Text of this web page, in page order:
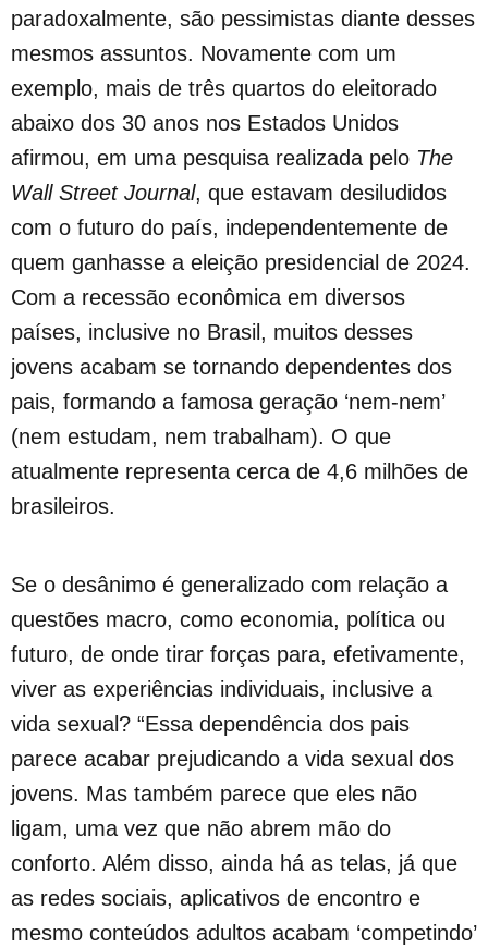
paradoxalmente, são pessimistas diante desses
mesmos assuntos. Novamente com um
exemplo, mais de três quartos do eleitorado
abaixo dos 30 anos nos Estados Unidos
afirmou, em uma pesquisa realizada pelo The
Wall Street Journal, que estavam desiludidos
com o futuro do país, independentemente de
quem ganhasse a eleição presidencial de 2024.
Com a recessão econômica em diversos
países, inclusive no Brasil, muitos desses
jovens acabam se tornando dependentes dos
pais, formando a famosa geração ‘nem-nem’
(nem estudam, nem trabalham). O que
atualmente representa cerca de 4,6 milhões de
brasileiros.
Se o desânimo é generalizado com relação a
questões macro, como economia, política ou
futuro, de onde tirar forças para, efetivamente,
viver as experiências individuais, inclusive a
vida sexual? “Essa dependência dos pais
parece acabar prejudicando a vida sexual dos
jovens. Mas também parece que eles não
ligam, uma vez que não abrem mão do
conforto. Além disso, ainda há as telas, já que
as redes sociais, aplicativos de encontro e
mesmo conteúdos adultos acabam ‘competindo’